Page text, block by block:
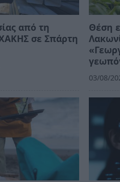
από τη
σε Σπάρτη
Θέση
03/08/